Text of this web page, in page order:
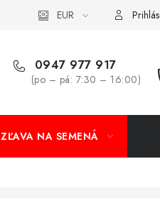
Veľkoobchod Formulár
EUR
0947 977 917
(po – pá: 7:30 – 16:00)
NA SEMENÁ